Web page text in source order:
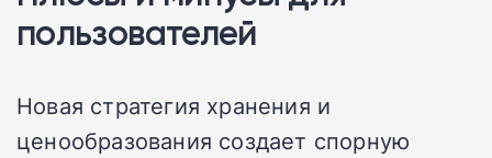
пользователей
Новая стратегия хранения и
ценообразования создает спорную